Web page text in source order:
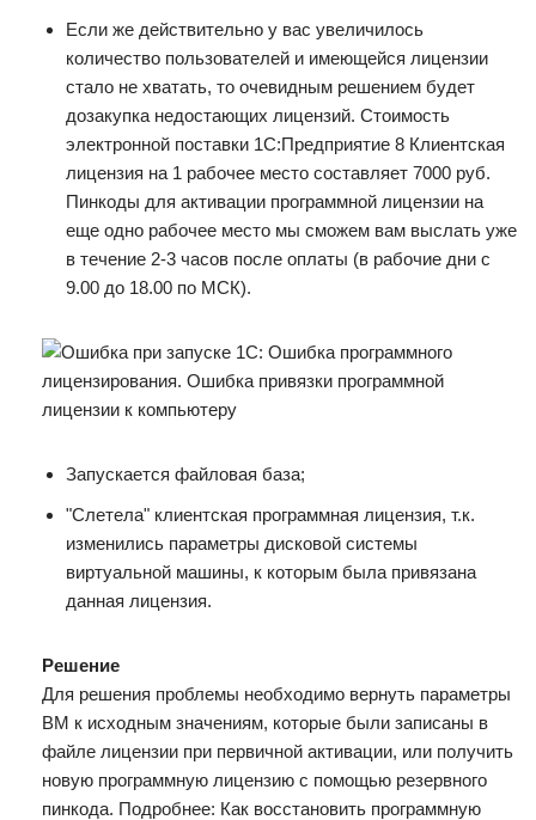
Если же действительно у вас увеличилось
количество пользователей и имеющейся лицензии
стало не хватать, то очевидным решением будет
дозакупка недостающих лицензий. Стоимость
электронной поставки 1С:Предприятие 8 Клиентская
лицензия на 1 рабочее место составляет 7000 руб.
Пинкоды для активации программной лицензии на
еще одно рабочее место мы сможем вам выслать уже
в течение 2-3 часов после оплаты (в рабочие дни с
9.00 до 18.00 по МСК).
Запускается файловая база;
"Слетела" клиентская программная лицензия, т.к.
изменились параметры дисковой системы
виртуальной машины, к которым была привязана
данная лицензия.
Решение
Для решения проблемы необходимо вернуть параметры
ВМ к исходным значениям, которые были записаны в
файле лицензии при первичной активации, или получить
новую программную лицензию с помощью резервного
пинкода. Подробнее: Как восстановить программную